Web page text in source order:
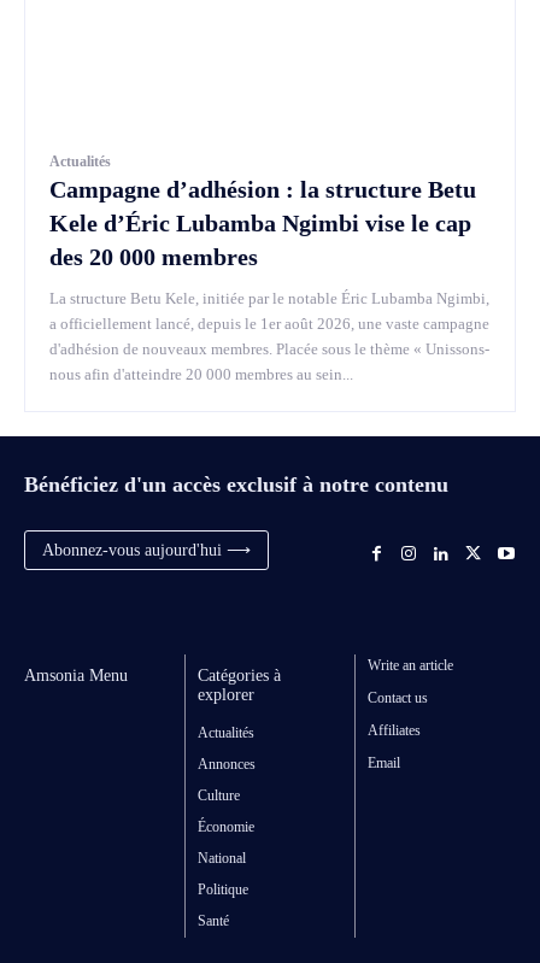
Actualités
Campagne d’adhésion : la structure Betu
Kele d’Éric Lubamba Ngimbi vise le cap
des 20 000 membres
La structure Betu Kele, initiée par le notable Éric Lubamba Ngimbi,
a officiellement lancé, depuis le 1er août 2026, une vaste campagne
d'adhésion de nouveaux membres. Placée sous le thème « Unissons-
nous afin d'atteindre 20 000 membres au sein...
Bénéficiez d'un accès exclusif à notre contenu
Abonnez-vous aujourd'hui ⟶
Amsonia Menu
Catégories à
explorer
Actualités
Annonces
Culture
Économie
National
Politique
Santé
Write an article
Contact us
Affiliates
Email